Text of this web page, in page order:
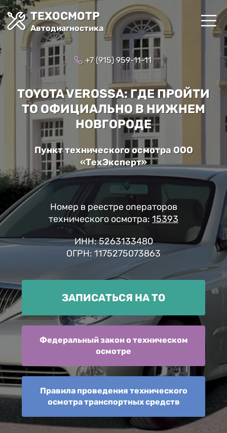
ТЕХОСМОТР
Автодиагностика
+7 (915) 959-11-11
TOYOTA VEROSSA: ГДЕ ПРОЙТИ
ТО ОФИЦИАЛЬНО В НИЖНЕМ
НОВГОРОДЕ
Пункт технического осмотра ООО
«ТехЭксперт»
Номер в реестре операторов
технического осмотра: 15393
ИНН: 5263133480
ОГРН: 1175275073863
ЗАПИСАТЬСЯ НА ТО
Федеральный закон о техническом
осмотре
Правила проведения технического
осмотра транспортных средств